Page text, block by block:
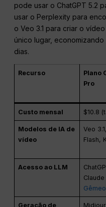
pode usar o ChatGPT 5.2
usar o Perplexity para
o Veo 3.1 para criar o
único lugar,
dias.
Recurso
Plano
Pro
Custo mensal $10.8
Modelos de IA de
vídeo
Veo
Flash,
Acesso ao LLM
Geração de